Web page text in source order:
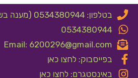
בטלפון: 0534380944 (מענה בשעות הבוקר בלבד)
0534380944
Email: 6200296@gmail.com
בפייסבוק: לחצו כאן
באינסטגרם: לחצו כאן